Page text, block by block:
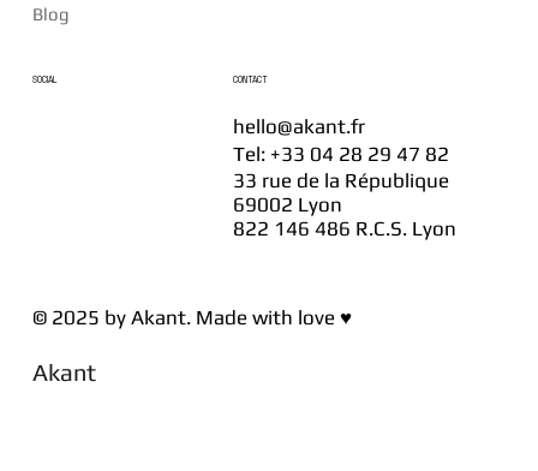
Akant
Blog
SOCIAL CONTACT
hello@akant.fr
Tel: +33 04 28 29 47 82
33 rue de la République
69002 Lyon
822 146 486 R.C.S. Lyon
© 2025 by Akant. Made with love ♥